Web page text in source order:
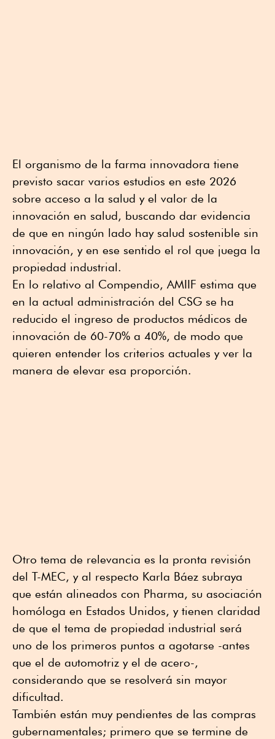
El organismo de la farma innovadora tiene
previsto sacar varios estudios en este 2026
sobre acceso a la salud y el valor de la
innovación en salud, buscando dar evidencia
de que en ningún lado hay salud sostenible sin
innovación, y en ese sentido el rol que juega la
propiedad industrial.
En lo relativo al Compendio, AMIIF estima que
en la actual administración del CSG se ha
reducido el ingreso de productos médicos de
innovación de 60-70% a 40%, de modo que
quieren entender los criterios actuales y ver la
manera de elevar esa proporción.
Otro tema de relevancia es la pronta revisión
del T-MEC, y al respecto Karla Báez subraya
que están alineados con Pharma, su asociación
homóloga en Estados Unidos, y tienen claridad
de que el tema de propiedad industrial será
uno de los primeros puntos a agotarse -antes
que el de automotriz y el de acero-,
considerando que se resolverá sin mayor
dificultad.
También están muy pendientes de las compras
gubernamentales; primero que se termine de